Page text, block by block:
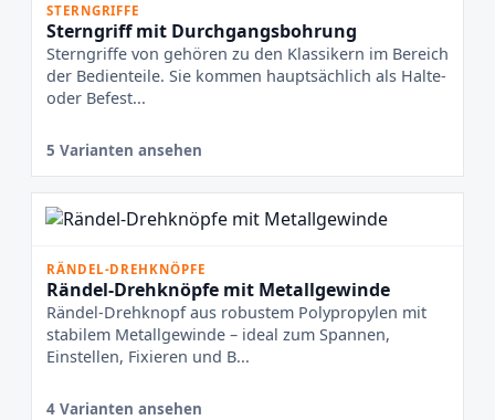
STERNGRIFFE
Sterngriff mit Durchgangsbohrung
Sterngriffe von gehören zu den Klassikern im Bereich
der Bedienteile. Sie kommen hauptsächlich als Halte-
oder Befest...
5 Varianten ansehen
RÄNDEL-DREHKNÖPFE
Rändel-Drehknöpfe mit Metallgewinde
Rändel-Drehknopf aus robustem Polypropylen mit
stabilem Metallgewinde – ideal zum Spannen,
Einstellen, Fixieren und B...
4 Varianten ansehen